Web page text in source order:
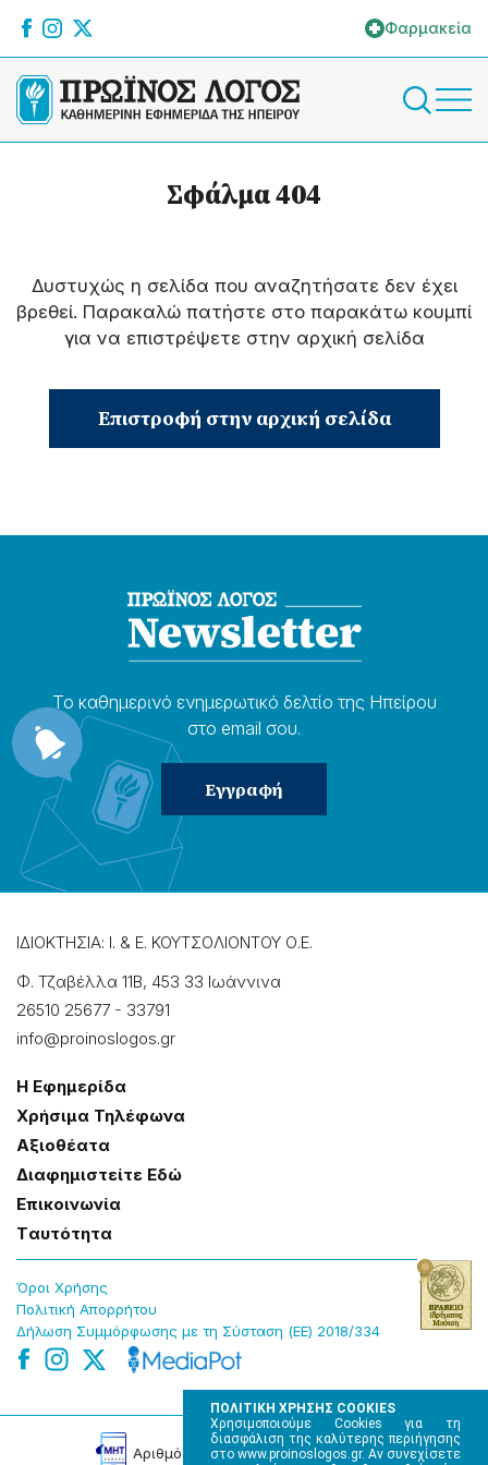
ΠΟΛΙΤΙΚΗ ΧΡΗΣΗΣ COOKIES
Χρησιμοποιούμε Cookies για τη
διασφάλιση της καλύτερης περιήγησης
στο www.proinoslogos.gr. Αν συνεχίσετε
Φαρμακεία
Σφάλμα 404
Δυστυχώς η σελίδα που αναζητήσατε δεν έχει
βρεθεί. Παρακαλώ πατήστε στο παρακάτω κουμπί
για να επιστρέψετε στην αρχική σελίδα
Επιστροφή στην αρχική σελίδα
Το καθημερɩνό ενημερωτɩκό δελτίο της Ηπείρου
στο email σου.
ΙΔΙΟΚΤΗΣΙΑ: Ι. & Ε. ΚΟΥΤΣΟΛΙΟΝΤΟΥ Ο.Ε.
Φ. Τζαβέλλα 11Β, 453 33 Ιωάννɩνα
26510 25677 - 33791
info@proinoslogos.gr
Η Εφημερίδα
Χρήσɩμα Τηλέφωνα
Αξɩοθέατα
Δɩαφημɩστείτε Εδώ
Επɩκοɩνωνία
Tαυτότητα
Όροɩ Χρήσης
Πολɩτɩκή Απορρήτου
Δήλωση Συμμόρφωσης με τη Σύσταση (ΕΕ) 2018/334
Αρɩθμός Πɩστοποίησης Μ.Η.Τ. 220242